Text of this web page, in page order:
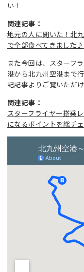
い！
関連記事：
地元の人に聞いた！北
で全部食べてきました♪
また今回は、スターフ
港から北九州空港まで
記記事よりご覧いただけ
関連記事：
スターフライヤー搭乗
になるポイントを総チェ